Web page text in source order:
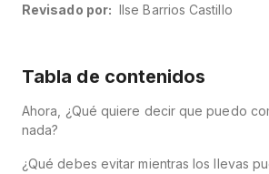
Revisado por: Ilse Barrios Castillo
Tabla de contenidos
Ahora, ¿Qué quiere decir que puedo
nada?
¿Qué debes evitar mientras los llevas